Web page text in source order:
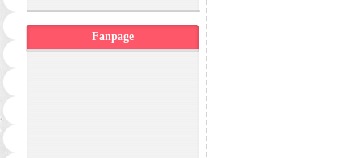
Fanpage